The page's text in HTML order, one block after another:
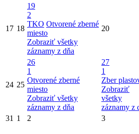
17 18
19
2
TKO Otvorené zberné
miesto
Zobraziť všetky
záznamy z dňa
20
24 25
26
1
Otvorené zberné
miesto
Zobraziť všetky
záznamy z dňa
27
1
Zber
Zobraziť
všetky
záznamy z
31 1 2 3